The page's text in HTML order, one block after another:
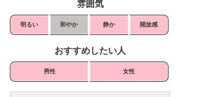
雰囲気
明るい 和やか 静か 開放感
おすすめしたい人
男性 女性